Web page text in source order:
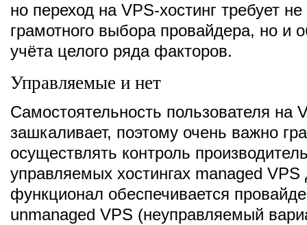
но переход на VPS-хостинг требует не
грамотного выбора провайдера, но и
учёта целого ряда факторов.
Управляемые и нет
Самостоятельность пользователя на
зашкаливает, поэтому очень важно
осуществлять контроль
управляемых хостингах managed
функционал обеспечивается
unmanaged VPS (неуправляемый